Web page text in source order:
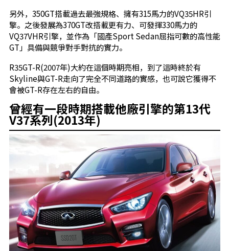
另外，350GT搭載過去最強規格、擁有315馬力的VQ35HR引
擎。之後發展為370GT改搭載更有力、可發揮330馬力的
VQ37VHR引擎，並作為「國產Sport Sedan屈指可數的高性能
GT」具備與競爭對手對抗的實力。
R35GT-R(2007年)大約在這個時期亮相，到了這時終於有
Skyline與GT-R走向了完全不同道路的實感，也可說它獲得不
會被GT-R存在左右的自由。
曾經有一段時期搭載他廠引擎的第13代
V37系列(2013年)